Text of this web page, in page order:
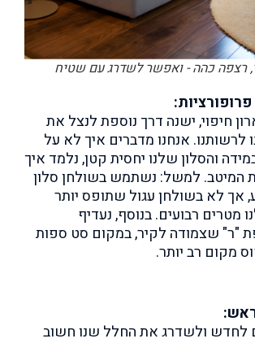
רצפה כהה - ואפשר לשדרג עם שטיח
חיפוי, ישנה דרך נוספת לנצל את
אנחנו מדברים איך לא על
והסלון שלנו יחסית קטן, נלמד איך
המיטב. למשל: נשתמש בשולחן סלון
אך לא בשולחן עגול שתופס יותר
מטרים רבועים. בנוסף, נעדיף
שצמודה לקיר, במקום סט ספות
לחדש ולשדרג את החלל שנו חשוב